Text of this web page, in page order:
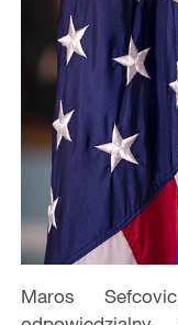
Maros Sefcovic